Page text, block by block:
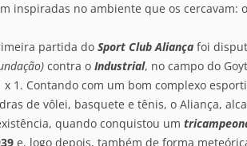
inspiradas no ambiente que os cercavam:
partida do Sport Club Aliança foi
contra o Industrial, no campo do
x 1. Contando com um bom complexo
de vôlei, basquete e tênis, o Aliança,
quando conquistou um
e, logo depois, também de forma